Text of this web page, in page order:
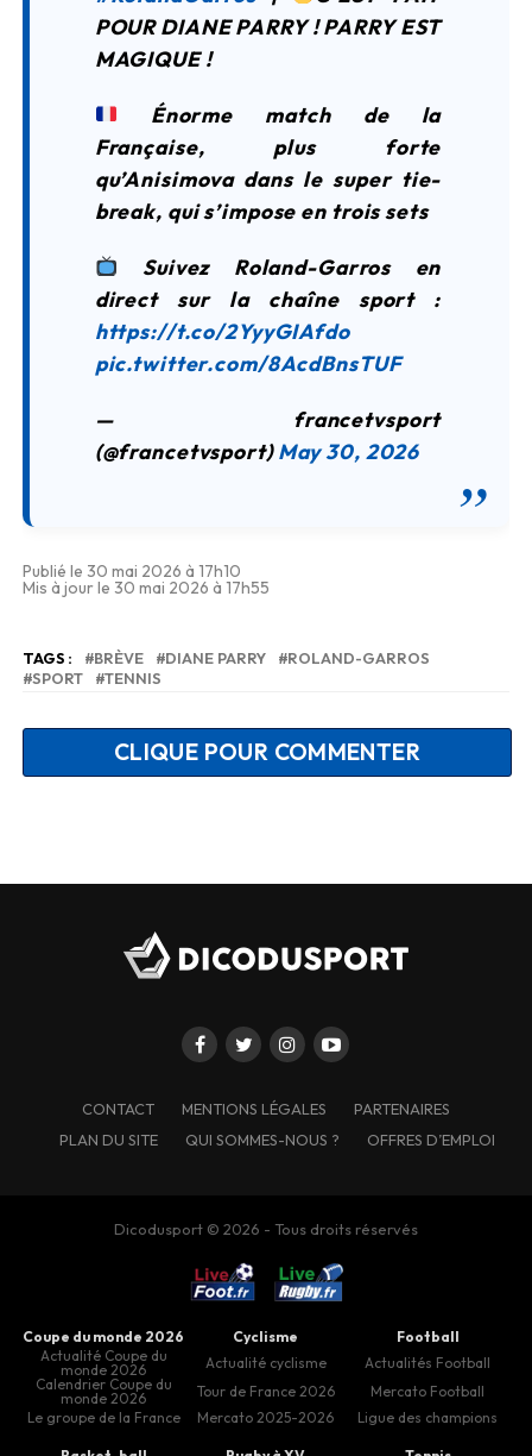
POUR DIANE PARRY ! PARRY EST
MAGIQUE !
Énorme match de la
Française, plus forte
qu’Anisimova dans le super tie-
break, qui s’impose en trois sets
Suivez Roland-Garros en
direct sur la chaîne sport :
https://t.co/2YyyGIAfdo
pic.twitter.com/8AcdBnsTUF
— francetvsport
(@francetvsport)May 30, 2026
Publié le 30 mai 2026 à 17h10
Mis à jour le 30 mai 2026 à 17h55
TAGS : BRÈVE DIANE PARRY
ROLAND-GARROS
SPORT
TENNIS
CLIQUE POUR COMMENTER
CONTACT MENTIONS LÉGALES
PARTENAIRES
PLAN DU SITE
QUI SOMMES-NOUS ? OFFRES D’EMPLOI
Dicodusport © 2026 - Tous droits réservés
Coupe du monde 2026 Cyclisme
Football
Actualité Coupe du
monde 2026
Actualité cyclisme
Actualités Football
Calendrier Coupe du
monde 2026
Tour de France 2026
Mercato Football
Le groupe de la France
Mercato 2025-2026 Ligue des champions